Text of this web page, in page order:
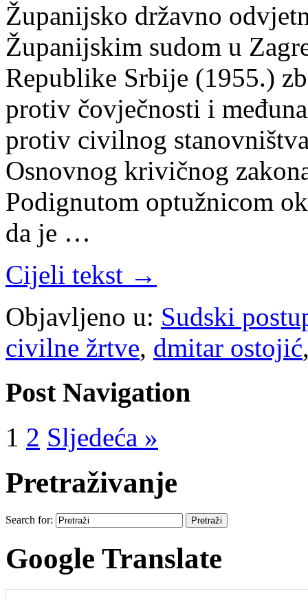
Županijsko državno
Županijskim sudom u
Republike Srbije (1955.)
protiv čovječnosti i
protiv civilnog
Osnovnog krivičnog
Podignutom optužnicom
da je …
Cijeli tekst →
Objavljeno u: Sudski
civilne žrtve, dmitar ostojić
Post Navigation
1 2 Sljedeća »
Pretraživanje
Search for:
Google Translate